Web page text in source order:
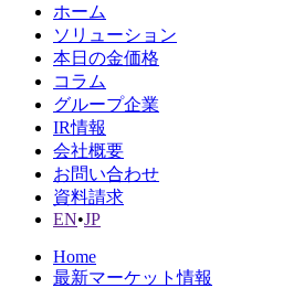
ホーム
ソリューション
本日の金価格
コラム
グループ企業
IR情報
会社概要
お問い合わせ
資料請求
EN•JP
Home
最新マーケット情報